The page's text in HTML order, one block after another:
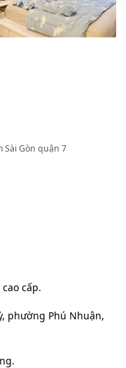
Sài Gòn quận 7
cấp.
phường Phú Nhuận,